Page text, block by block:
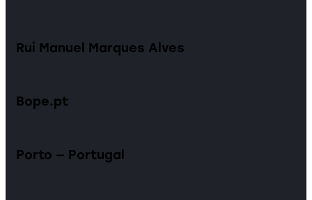
Rui Manuel Marques Alves
Bope.pt
Porto — Portugal